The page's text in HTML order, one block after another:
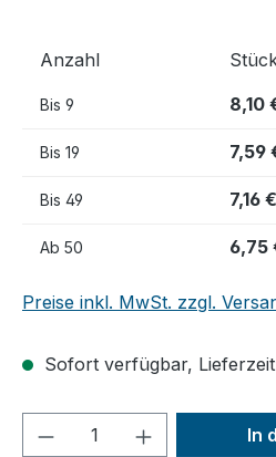
Anzahl
Bis 9 8,10
Bis 19 7,59
Bis 49 7,16 €
Ab 50 6,75
Preise inkl. MwSt. zzgl.
Sofort verfügbar,
Produkt Anzahl: In